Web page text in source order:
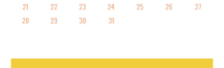
21
22 23 24 25 26
27
28
29 30 31